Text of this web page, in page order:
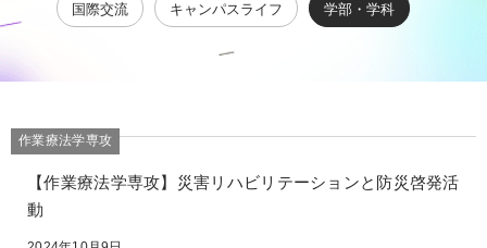
国際交流 キャンパスライフ 学部・学科
作業療法学専攻
【作業療法学専攻】災害リハビリテーションと防災啓発活
動